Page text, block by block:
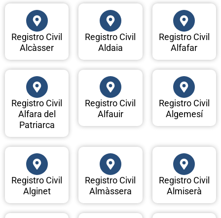
Registro Civil
Alcàsser
Registro Civil
Aldaia
Registro Civil
Alfafar
Registro Civil
Alfara del
Patriarca
Registro Civil
Alfauir
Registro Civil
Algemesí
Registro Civil
Alginet
Registro Civil
Almàssera
Registro Civil
Almiserà